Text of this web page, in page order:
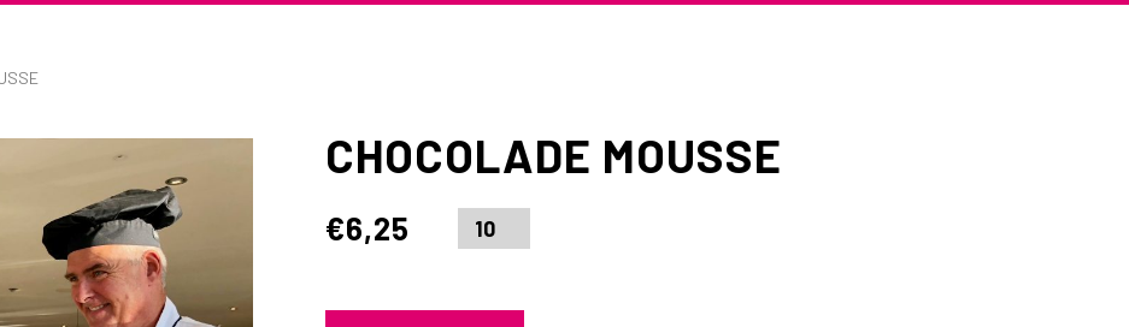
CHOCOLADE MOUSSE
€6,25